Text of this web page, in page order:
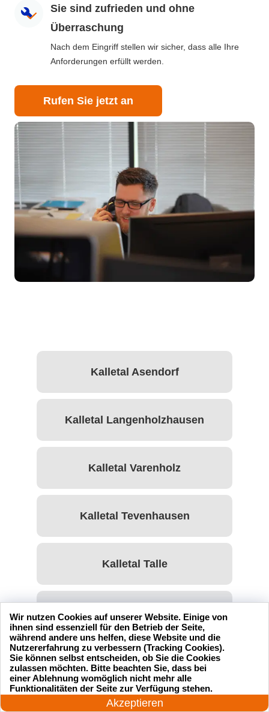
Sie sind zufrieden und ohne
Überraschung
Nach dem Eingriff stellen wir sicher, dass alle Ihre
Anforderungen erfüllt werden.
Rufen Sie jetzt an
Kalletal Asendorf
Kalletal Langenholzhausen
Kalletal Varenholz
Kalletal Tevenhausen
Kalletal Talle
Kalletal Stemmen
Kalletal Osterhagen
Kalletal Niedermeien
24 Stunden am Tag
Akzeptieren
Wir nutzen Cookies auf unserer Website. Einige von
ihnen sind essenziell für den Betrieb der Seite,
während andere uns helfen, diese Website und die
Nutzererfahrung zu verbessern (Tracking Cookies).
Sie können selbst entscheiden, ob Sie die Cookies
zulassen möchten. Bitte beachten Sie, dass bei
einer Ablehnung womöglich nicht mehr alle
Funktionalitäten der Seite zur Verfügung stehen.